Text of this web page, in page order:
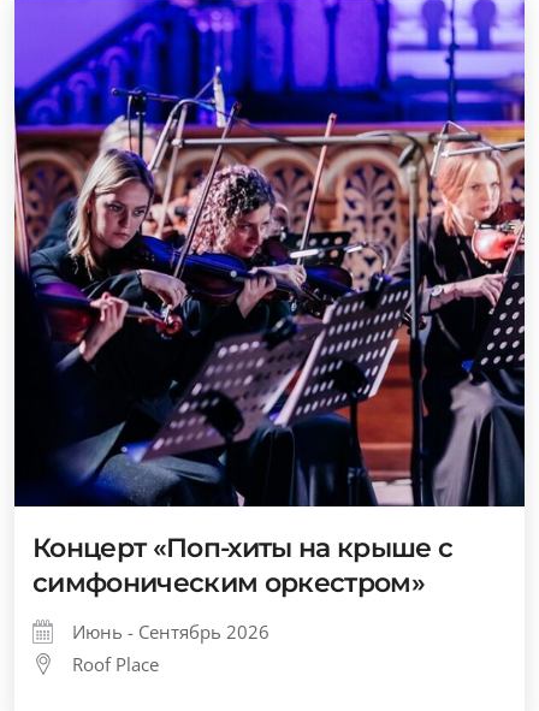
Концерт «Поп-хиты на крыше с
симфоническим оркестром»
Июнь - Сентябрь 2026
Roof Place